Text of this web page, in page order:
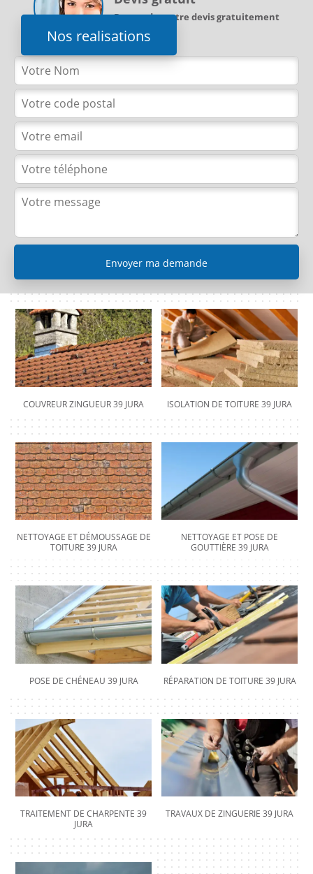
Nos realisations
Demandez votre devis gratuitement
COUVREUR ZINGUEUR 39 JURA ISOLATION DE TOITURE 39 JURA
NETTOYAGE ET DÉMOUSSAGE DE
TOITURE 39 JURA
NETTOYAGE ET POSE DE
GOUTTIÈRE 39 JURA
POSE DE CHÉNEAU 39 JURA RÉPARATION DE TOITURE 39 JURA
TRAITEMENT DE CHARPENTE 39
JURA
TRAVAUX DE ZINGUERIE 39 JURA